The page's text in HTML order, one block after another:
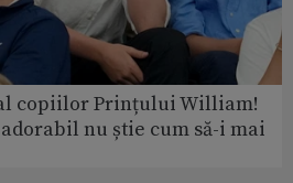
copiilor Prințului William!
nu știe cum să-i mai